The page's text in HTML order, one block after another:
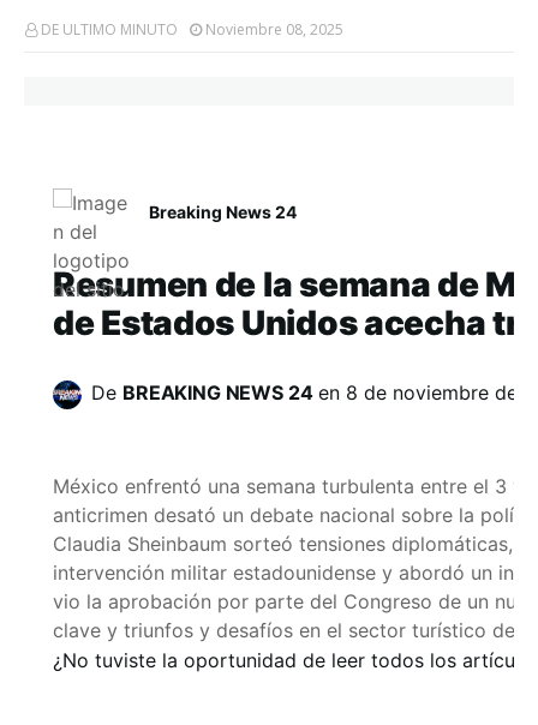
DE ULTIMO MINUTO Noviembre 08, 2025
Breaking News 24
Resumen de la semana de
de Estados Unidos acecha
De BREAKING NEWS 24en 8 de noviembre de
México enfrentó una semana turbulenta entre el 3
anticrimen desató un debate nacional sobre la
Claudia Sheinbaum sorteó tensiones diplomáticas,
intervención militar estadounidense y abordó un
vio la aprobación por parte del Congreso de un
clave y triunfos y desafíos en el sector turístico de
¿No tuviste la oportunidad de leer todos los